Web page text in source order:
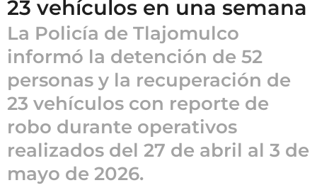
e
a
g
o
3
m
e
e
s
23 vehículos en una semana
La Policía de Tlajomulco
informó la detención de 52
personas y la recuperación de
23 vehículos con reporte de
robo durante operativos
realizados del 27 de abril al 3 de
mayo de 2026.